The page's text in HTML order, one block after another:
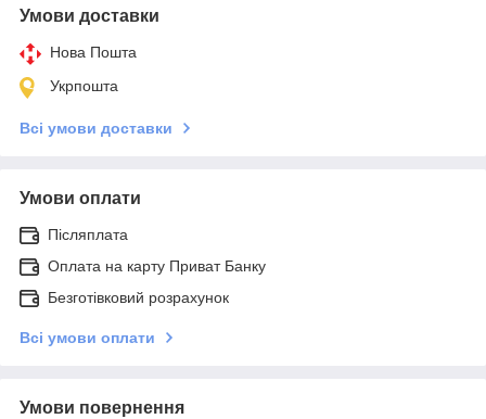
Умови доставки
Нова Пошта
Укрпошта
Всі умови доставки
Умови оплати
Післяплата
Оплата на карту Приват Банку
Безготівковий розрахунок
Всі умови оплати
Умови повернення